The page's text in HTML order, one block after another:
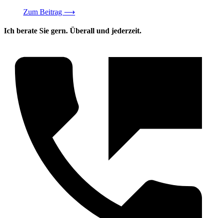
Zum Beitrag ⟶
Ich berate Sie gern. Überall und jederzeit.